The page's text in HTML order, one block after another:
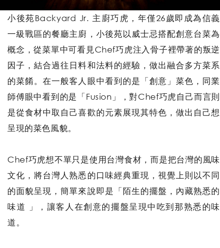
小後苑Backyard Jr. 主廚巧虎，年僅26歲即成為信義
一級戰區的餐廳主廚，小後苑以威士忌搭配創意台菜為
概念，從菜單中可看見Chef巧虎注入骨子裡帶著的叛逆
因子，結合過往日料和法料的經驗，做出融合多方菜系
的菜餚。在一般客人眼中看到的是「創意」菜色，同業
師傅眼中看到的是「Fusion」，對Chef巧虎自己而言則
是從食材中取自己喜歡的元素展現其特色，做出自己想
呈現的菜色風貌。
Chef巧虎想不單只是使用台灣食材，而是把台灣的風味
文化，將台灣人熟悉的口味經典重現，視覺上則以不同
的面貌呈現，簡單來說即是「陌生的擺盤，內藏熟悉的
味道 」，讓客人在創意的擺盤呈現中吃到那熟悉的味
道。